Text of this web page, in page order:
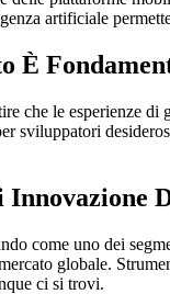
artificiale
È
che le esperienze
sviluppatori
come uno dei
globale.
ci si trovi.